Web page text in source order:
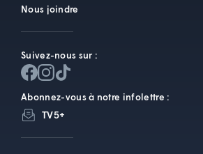
Nous joindre
Suivez-nous sur :
Abonnez-vous à notre infolettre :
TV5+